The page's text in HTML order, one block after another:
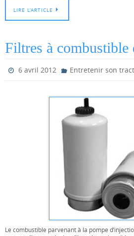
LIRE L’ARTICLE
Filtres à combustible
6 avril 2012 Entretenir son
Le combustible parvenant à la pompe